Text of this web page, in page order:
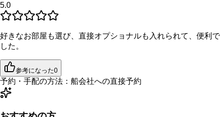
5.0
好きなお部屋も選び、直接オプショナルも入れられて、便利で
した。
参考になった0
予約・手配の方法： 船会社への直接予約